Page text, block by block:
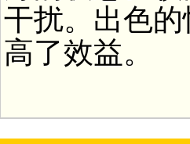
干扰。出色
高了效益。